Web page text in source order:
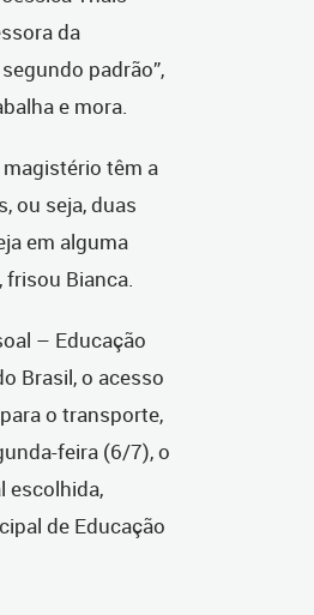
da
padrão”,
e mora.
têm a
ou seja, duas
em alguma
frisou Bianca.
– Educação
Brasil, o acesso
o transporte,
feira (6/7), o
escolhida,
de Educação